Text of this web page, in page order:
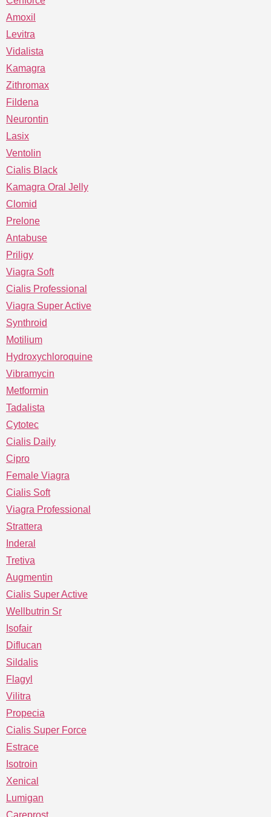
Amoxil
Levitra
Vidalista
Kamagra
Zithromax
Fildena
Neurontin
Lasix
Ventolin
Cialis Black
Kamagra Oral Jelly
Clomid
Prelone
Antabuse
Priligy
Viagra Soft
Cialis Professional
Viagra Super Active
Synthroid
Motilium
Hydroxychloroquine
Vibramycin
Metformin
Tadalista
Cytotec
Cialis Daily
Cipro
Female Viagra
Cialis Soft
Viagra Professional
Strattera
Inderal
Tretiva
Augmentin
Cialis Super Active
Wellbutrin Sr
Isofair
Diflucan
Sildalis
Flagyl
Vilitra
Propecia
Cialis Super Force
Estrace
Isotroin
Xenical
Lumigan
Careprost